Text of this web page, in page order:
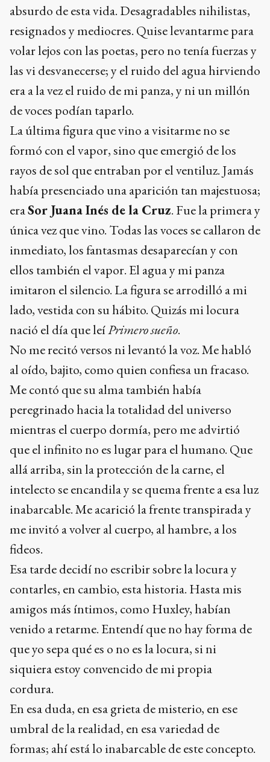
absurdo de esta vida. Desagradables nihilistas,
resignados y mediocres. Quise levantarme para
volar lejos con las poetas, pero no tenía fuerzas y
las vi desvanecerse; y el ruido del agua hirviendo
era a la vez el ruido de mi panza, y ni un millón
de voces podían taparlo.
La última figura que vino a visitarme no se
formó con el vapor, sino que emergió de los
rayos de sol que entraban por el ventiluz. Jamás
había presenciado una aparición tan majestuosa;
eraSor Juana Inés de la Cruz. Fue la primera y
única vez que vino. Todas las voces se callaron de
inmediato, los fantasmas desaparecían y con
ellos también el vapor. El agua y mi panza
imitaron el silencio. La figura se arrodilló a mi
lado, vestida con su hábito. Quizás mi locura
nació el día que leíPrimero sueño.
No me recitó versos ni levantó la voz. Me habló
al oído, bajito, como quien confiesa un fracaso.
Me contó que su alma también había
peregrinado hacia la totalidad del universo
mientras el cuerpo dormía, pero me advirtió
que el infinito no es lugar para el humano. Que
allá arriba, sin la protección de la carne, el
intelecto se encandila y se quema frente a esa luz
inabarcable. Me acarició la frente transpirada y
me invitó a volver al cuerpo, al hambre, a los
fideos.
Esa tarde decidí no escribir sobre la locura y
contarles, en cambio, esta historia. Hasta mis
amigos más íntimos, como Huxley, habían
venido a retarme. Entendí que no hay forma de
que yo sepa qué es o no es la locura, si ni
siquiera estoy convencido de mi propia
cordura.
En esa duda, en esa grieta de misterio, en ese
umbral de la realidad, en esa variedad de
formas; ahí está lo inabarcable de este concepto.